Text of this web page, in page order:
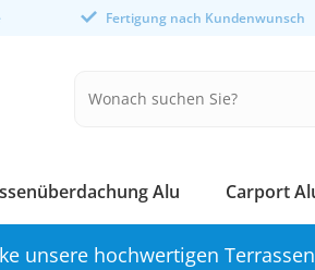
Fertigung nach Kundenwunsch
Alu Carport
unsere hochwertigen